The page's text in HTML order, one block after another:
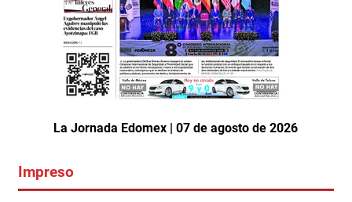
La Jornada Edomex | 07 de agosto de 2026
Impreso